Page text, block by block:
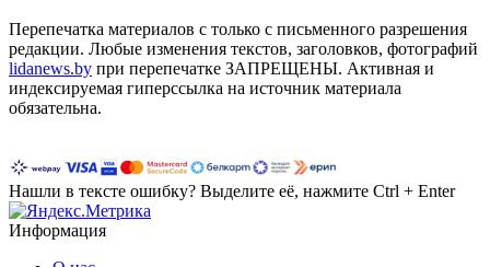
Перепечатка материалов c только с письменного разрешения
редакции. Любые изменения текстов, заголовков, фотографий
lidanews.by при перепечатке ЗАПРЕЩЕНЫ. Активная и
индексируемая гиперссылка на источник материала
обязательна.
Нашли в тексте ошибку? Выделите её, нажмите Ctrl + Enter
Информация